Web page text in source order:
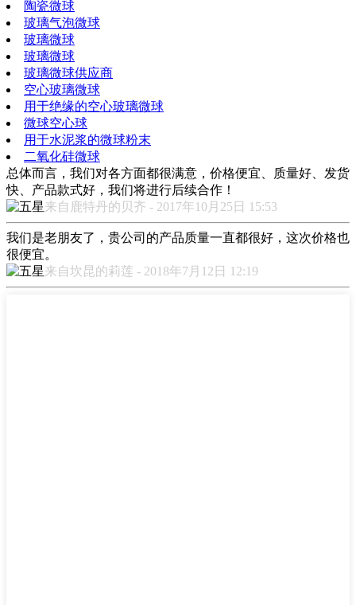
陶瓷微球
玻璃气泡微球
玻璃微球
玻璃微球
玻璃微球供应商
空心玻璃微球
用于绝缘的空心玻璃微球
微球空心球
用于水泥浆的微球粉末
二氧化硅微球
总体而言，我们对各方面都很满意，价格便宜、质量好、发货
快、产品款式好，我们将进行后续合作！
来自鹿特丹的贝齐 - 2017年10月25日 15:53
我们是老朋友了，贵公司的产品质量一直都很好，这次价格也
很便宜。
来自坎昆的莉莲 - 2018年7月12日 12:19